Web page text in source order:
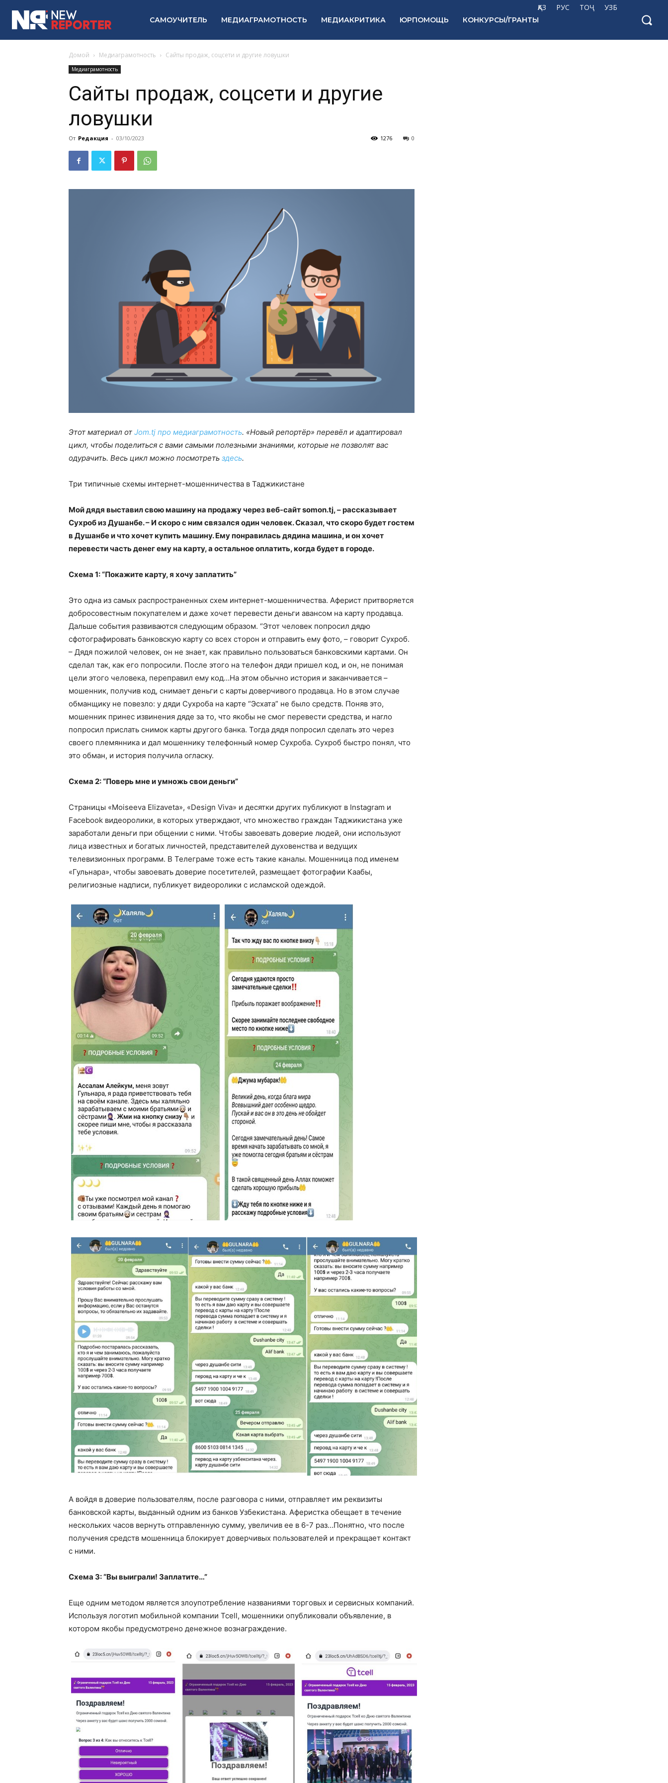
ҚАЗ РУС ТОҶ УЗБ
САМОУЧИТЕЛЬ МЕДИАГРАМОТНОСТЬ МЕДИАКРИТИКА ЮРПОМОЩЬ КОНКУРСЫ/ГРАНТЫ
Домой Медиаграмотность Сайты продаж, соцсети и другие ловушки
Медиаграмотность
Сайты продаж, соцсети и другие
ловушки
От Редакция - 03/10/2023 0
1276
Этот материал от Jom.tj про медиаграмотность. «Новый репортёр» перевёл и адаптировал
цикл, чтобы поделиться с вами самыми полезными знаниями, которые не позволят вас
одурачить. Весь цикл можно посмотреть здесь.
Три типичные схемы интернет-мошенничества в Таджикистане
Мой дядя выставил свою машину на продажу через веб-сайт somon.tj, – рассказывает
Сухроб из Душанбе. – И скоро с ним связался один человек. Сказал, что скоро будет гостем
в Душанбе и что хочет купить машину. Ему понравилась дядина машина, и он хочет
перевести часть денег ему на карту, а остальное оплатить, когда будет в городе.
Схема 1: “Покажите карту, я хочу заплатить”
Это одна из самых распространенных схем интернет-мошенничества. Аферист притворяется
добросовестным покупателем и даже хочет перевести деньги авансом на карту продавца.
Дальше события развиваются следующим образом. “Этот человек попросил дядю
сфотографировать банковскую карту со всех сторон и отправить ему фото, – говорит Сухроб.
– Дядя пожилой человек, он не знает, как правильно пользоваться банковскими картами. Он
сделал так, как его попросили. После этого на телефон дяди пришел код, и он, не понимая
цели этого человека, переправил ему код…На этом обычно история и заканчивается –
мошенник, получив код, снимает деньги с карты доверчивого продавца. Но в этом случае
обманщику не повезло: у дяди Сухроба на карте “Эсхата” не было средств. Поняв это,
мошенник принес извинения дяде за то, что якобы не смог перевести средства, и нагло
попросил прислать снимок карты другого банка. Тогда дядя попросил сделать это через
своего племянника и дал мошеннику телефонный номер Сухроба. Сухроб быстро понял, что
это обман, и история получила огласку.
Схема 2: “Поверь мне и умножь свои деньги”
Страницы «Moiseeva Elizaveta», «Design Viva» и десятки других публикуют в Instagram и
Facebook видеоролики, в которых утверждают, что множество граждан Таджикистана уже
заработали деньги при общении с ними. Чтобы завоевать доверие людей, они используют
лица известных и богатых личностей, представителей духовенства и ведущих
телевизионных программ. В Телеграме тоже есть такие каналы. Мошенница под именем
«Гульнара», чтобы завоевать доверие посетителей, размещает фотографии Каабы,
религиозные надписи, публикует видеоролики с исламской одеждой.
А войдя в доверие пользователям, после разговора с ними, отправляет им реквизиты
банковской карты, выданный одним из банков Узбекистана. Аферистка обещает в течение
нескольких часов вернуть отправленную сумму, увеличив ее в 6-7 раз…Понятно, что после
получения средств мошенница блокирует доверчивых пользователей и прекращает контакт
с ними.
Схема 3: “Вы выиграли! Заплатите…”
Еще одним методом является злоупотребление названиями торговых и сервисных компаний.
Используя логотип мобильной компании Tcell, мошенники опубликовали объявление, в
котором якобы предусмотрено денежное вознаграждение.